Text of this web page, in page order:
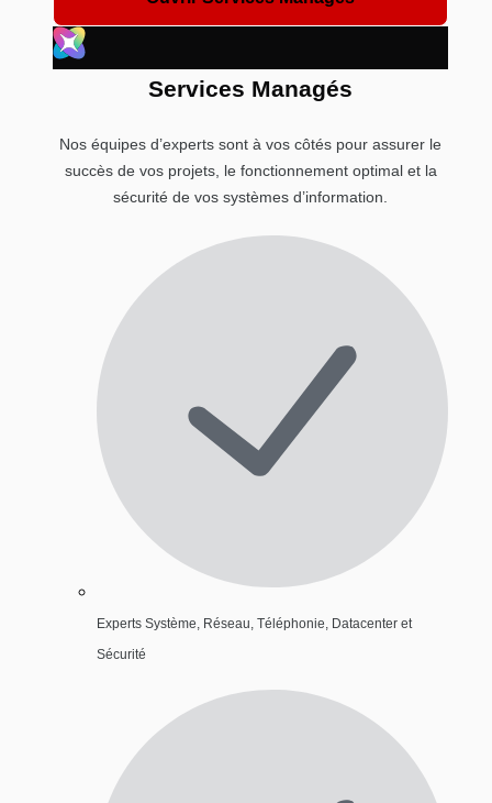
Services Managés
Nos équipes d’experts sont à vos côtés pour assurer le
succès de vos projets, le fonctionnement optimal et la
sécurité de vos systèmes d’information.
Experts Système, Réseau, Téléphonie, Datacenter et
Sécurité